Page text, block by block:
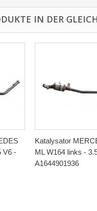
IN DER
V6 -
Katalysator
ML W164 links -
A1644901936